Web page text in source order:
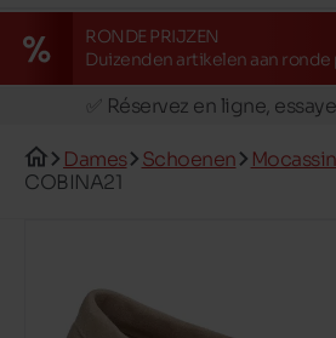
RONDE PRIJZEN
Duizenden artikelen aan ronde
🚛 Livraison
✅ Réservez en ligne,
📦 Livraison à domicile
Dames Schoenen
COBINA21